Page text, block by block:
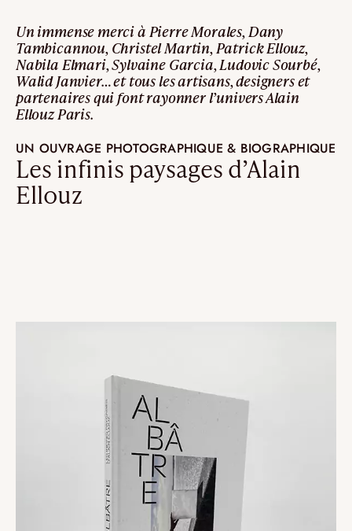
Un immense merci à Pierre Morales, Dany
Tambicannou, Christel Martin, Patrick Ellouz,
Nabila Elmari, Sylvaine Garcia, Ludovic Sourbé,
Walid Janvier… et tous les artisans, designers et
partenaires qui font rayonner l’univers Alain
Ellouz Paris.
UN OUVRAGE PHOTOGRAPHIQUE & BIOGRAPHIQUE
Les infinis paysages d’Alain
Ellouz